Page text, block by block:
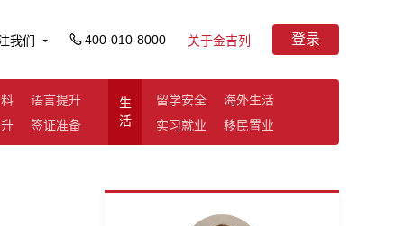
我们 400-010-8000 关于金吉列 登录
语言提升
签证准备
生
活
留学安全
海外生活
实习就业
移民置业